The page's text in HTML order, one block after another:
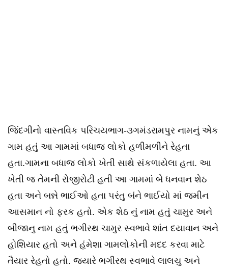
જિંદગીનો વાસ્તવિક પરિચયભાગ-૩ગમંડરામપુર નામનું એક
ગામ હતું આ ગામમાં બધાજ લોકો હળીમળીને રેહતા
હતા.ગામના બધાજ લોકો ખેતી સાથે સંકળાયેલા હતા. આ
ખેતી જ તેમની રોજીરોટી હતી આ ગામમાં બે ધનવાન શેઠ
હતા અને બન્ને ભાઈઓ હતા પરંતુ બંને ભાઈયો માં જમીન
આસમાન નો ફરક હતો. એક શેઠ નું નામ હતું ચામુર અને
બીજાનુ નામ હતું ભગીરથ ચામુર સ્વભાવે શાંત દયાવાન અને
હોશિયાર હતો અને હંમેશા ગામલોકોની મદદ કરવા માટે
તૈયાર રેહતો હતો. જ્યારે ભગીરથ સ્વભાવે લાલચુ અને